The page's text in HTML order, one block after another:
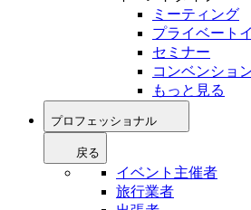
ミーティング
プライベート
セミナー
コンベンショ
もっと見る
プロフェッショナル
戻る
イベント主催者
旅行業者